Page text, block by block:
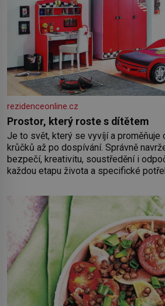
rezidenceonline.cz
Prostor, který roste s dítětem
Je to svět, který se vyvíjí a proměňuje
krůčků až po dospívání. Správně
bezpečí, kreativitu, soustředění i
každou etapu života a specifické
by pokoj miminka měl působit
Předškolní věk je